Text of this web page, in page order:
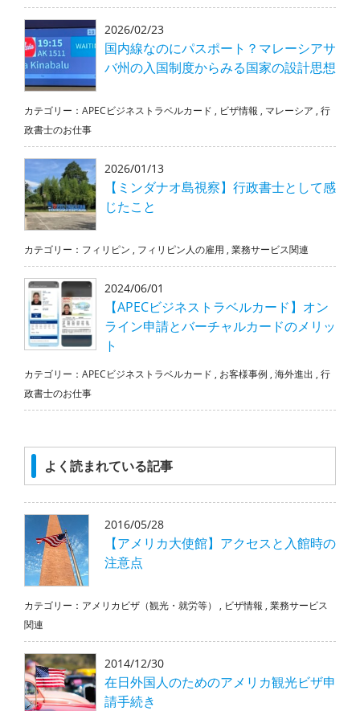
2026/02/23
国内線なのにパスポート？マレーシアサ
バ州の入国制度からみる国家の設計思想
カテゴリー： APECビジネストラベルカード , ビザ情報 , マレーシア , 行
政書士のお仕事
2026/01/13
【ミンダナオ島視察】行政書士として感
じたこと
カテゴリー： フィリピン , フィリピン人の雇用 , 業務サービス関連
2024/06/01
【APECビジネストラベルカード】オン
ライン申請とバーチャルカードのメリッ
ト
カテゴリー： APECビジネストラベルカード , お客様事例 , 海外進出 , 行
政書士のお仕事
よく読まれている記事
2016/05/28
【アメリカ大使館】アクセスと入館時の
注意点
カテゴリー： アメリカビザ（観光・就労等） , ビザ情報 , 業務サービス
関連
2014/12/30
在日外国人のためのアメリカ観光ビザ申
請手続き